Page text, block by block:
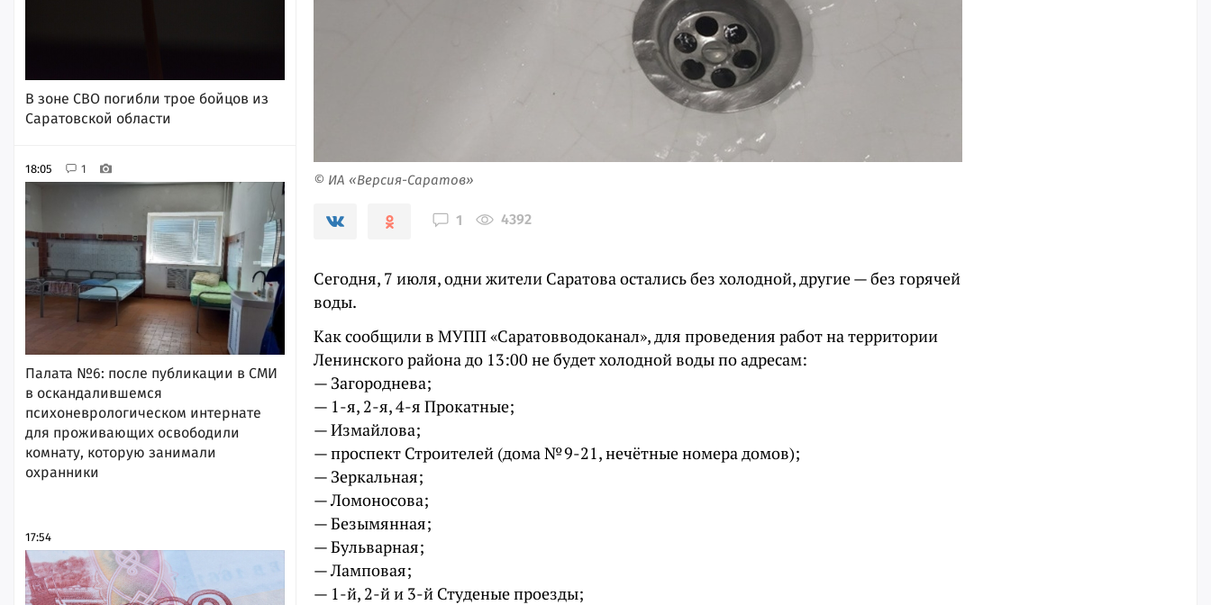
В зоне СВО погибли трое бойцов из
Саратовской области
18:05 1
Палата №6: после публикации в СМИ
в оскандалившемся
психоневрологическом интернате
для проживающих освободили
комнату, которую занимали
охранники
17:54
© ИА «Версия-Саратов»
1 4392
Сегодня, 7 июля, одни жители Саратова остались без холодной, другие — без горячей
воды.
Как сообщили в МУПП «Саратовводоканал», для проведения работ на территории
Ленинского района до 13:00 не будет холодной воды по адресам:
— Загороднева;
— 1-я, 2-я, 4-я Прокатные;
— Измайлова;
— проспект Строителей (дома № 9-21, нечётные номера домов);
— Зеркальная;
— Ломоносова;
— Безымянная;
— Бульварная;
— Ламповая;
— 1-й, 2-й и 3-й Студеные проезды;